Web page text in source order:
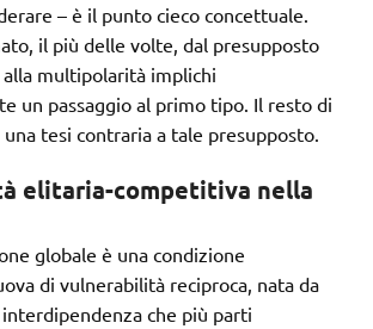
– è il punto cieco concettuale.
il più delle volte, dal presupposto
alla multipolarità implichi
un passaggio al primo tipo. Il resto di
tesi contraria a tale presupposto.
elitaria-competitiva nella
globale è una condizione
di vulnerabilità reciproca, nata da
che più parti